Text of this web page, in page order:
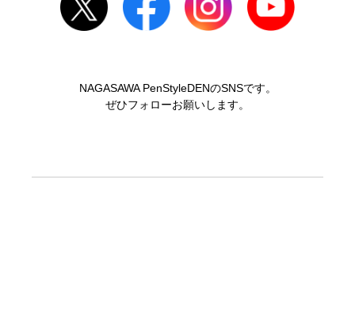
NAGASAWA PenStyleDENのSNSです。
ぜひフォローお願いします。